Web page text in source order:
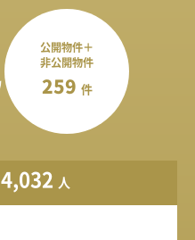
公開物件＋
非公開物件
259 件
4,032 人